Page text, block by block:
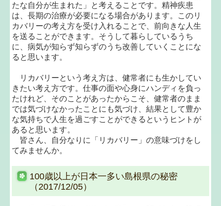
たな自分が生まれた」と考えることです。精神疾患
は、長期の治療が必要になる場合があります。このリ
カバリーの考え方を受け入れることで、前向きな人生
を送ることができます。そうして暮らしているうち
に、病気が知らず知らずのうち改善していくことにな
ると思います。
リカバリーという考え方は、健常者にも生かしてい
きたい考え方です。仕事の面や心身にハンディを負っ
たけれど、そのことがあったからこそ、健常者のまま
では気づけなかったことにも気づけ、結果として豊か
な気持ちで人生を過ごすことができるというヒントが
あると思います。
皆さん、自分なりに「リカバリー」の意味づけをし
てみませんか。
100歳以上が日本一多い島根県の秘密
（2017/12/05）